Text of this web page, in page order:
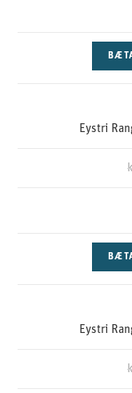
Eystri
Eystri